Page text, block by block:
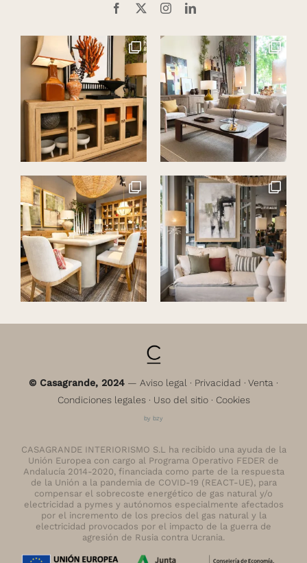
© Casagrande, 2024 — Aviso legal · Privacidad · Venta ·
Condiciones legales· Uso del sitio· Cookies
by bzy
CASAGRANDE INTERIORISMO S.L ha recibido una ayuda de la
Unión Europea con cargo al Programa Operativo FEDER de
Andalucía 2014-2020, financiada como parte de la respuesta
de la Unión a la pandemia de COVID-19 (REACT-UE), para
compensar el sobrecoste energético de gas natural y/o
electricidad a pymes y autónomos especialmente afectados
por el incremento de los precios del gas natural y la
electricidad provocados por el impacto de la guerra de
agresión de Rusia contra Ucrania.